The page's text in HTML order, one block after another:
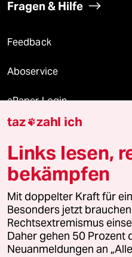
Fragen & Hilfe
Feedback
Aboservice
ePaper Login
Downloads für Abonnierende
© 2026 taz Verlags und
Alle Rechte vorbehalten. Bei
wenden Sie sich bitte an
Feedback
taz zahl ich
Links lesen,
bekämpfen
Mit doppelter Kraft für
Besonders jetzt
Rechtsextremismus
Daher gehen 50 Prozent
Neuanmeldungen an